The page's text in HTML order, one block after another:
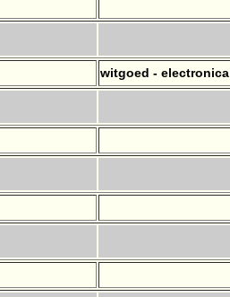
witgoed - electronica